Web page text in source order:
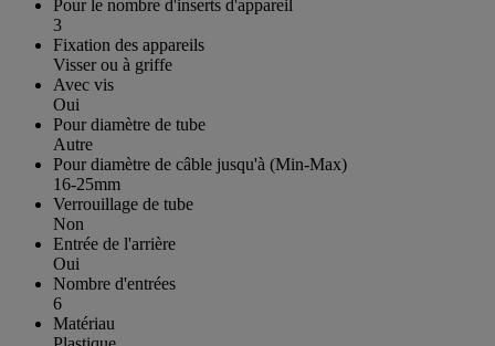
Pour le nombre d'inserts d'appareil
3
Fixation des appareils
Visser ou à griffe
Avec vis
Oui
Pour diamètre de tube
Autre
Pour diamètre de câble jusqu'à (Min-Max)
16-25mm
Verrouillage de tube
Non
Entrée de l'arrière
Oui
Nombre d'entrées
6
Matériau